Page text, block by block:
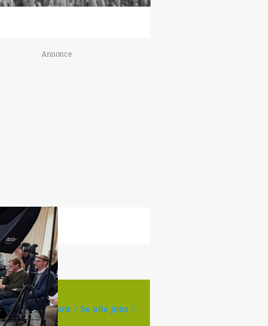
Annonce
Opret agent Se alle jobs